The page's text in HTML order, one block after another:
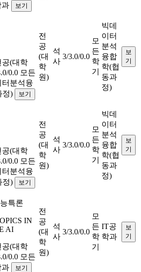
보기
공(대학
0.0 모든
터분석융
정)
보기
전
공
(대
학
원)
석
사
3/3.0/0.0
모
든
학
기
빅데
이터
분석
융합
학(협
동과
정)
보
기
공(대학
0.0 모든
터분석융
정)
보기
전
공
(대
학
원)
석
사
3/3.0/0.0
모
든
학
기
빅데
이터
분석
융합
학(협
동과
정)
보
기
특론
IN
AI
공(대학
0.0 모든
보기
전
공
(대
학
원)
석
사
3/3.0/0.0
모
든
학
기
IT공
학과
보
기